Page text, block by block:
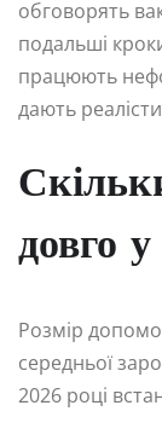
обговорять
подальші
працюють
дають
довго
Розмір
середньої
2026 році